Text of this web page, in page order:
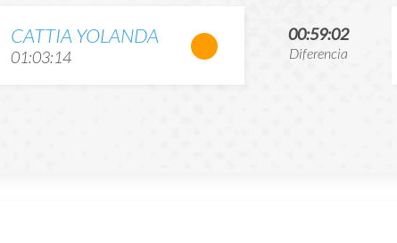
CATTIA YOLANDA
01:03:14
00:59:02
Diferencia